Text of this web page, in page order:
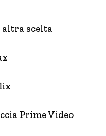
altra scelta
Prime Video